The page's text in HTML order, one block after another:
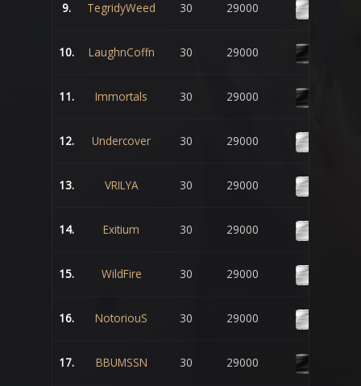
9. TegridyWeed 30 29000
10. LaughnCoffn 30 29000
11. Immortals 30 29000
12. Undercover 30 29000
13. VRILYA 30 29000
14. Exitium 30 29000
15. WildFire 30 29000
16. NotoriouS 30 29000
17. BBUMSSN 30 29000